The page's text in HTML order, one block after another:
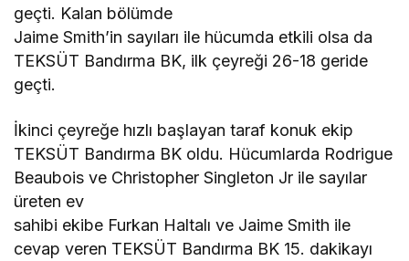
geçti. Kalan bölümde
Jaime Smith’in sayıları ile hücumda etkili olsa da
TEKSÜT Bandırma BK, ilk çeyreği 26-18 geride
geçti.
İkinci çeyreğe hızlı başlayan taraf konuk ekip
TEKSÜT Bandırma BK oldu. Hücumlarda Rodrigue
Beaubois ve Christopher Singleton Jr ile sayılar
üreten ev
sahibi ekibe Furkan Haltalı ve Jaime Smith ile
cevap veren TEKSÜT Bandırma BK 15. dakikayı